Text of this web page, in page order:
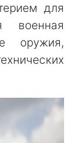
для
военная
оружия,